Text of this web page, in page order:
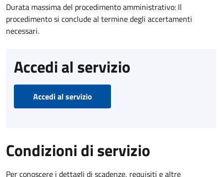
Durata massima del procedimento amministrativo: Il
procedimento si conclude al termine degli accertamenti
necessari.
Accedi al servizio
Accedi al servizio
Condizioni di servizio
Per conoscere i dettagli di scadenze, requisiti e altre